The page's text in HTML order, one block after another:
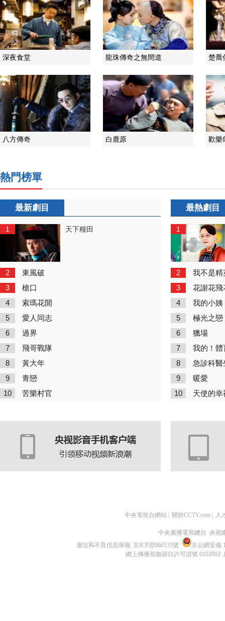
深夜食堂 龍珠傳奇之無間道 楚喬
八方傳奇 白鹿原 歡樂
熱門榜單
最新劇目
1 天下糧田
2 東風破
3 槍口
4 索瑪花開
5 愛人同志
6 過界
7 飛哥戰隊
8 黃大年
9 青戀
10 苦樂村官
最熱劇目
1
2 我不是精
3 花謝花飛
4 我的小姨
5 極光之戀
6 獵場
7 我的！體
8 急診科醫
9 暖愛
10 天使的幸
中央電視台網站 關於CCTV.com 人
中央廣播電視總台 央視
違法和不良信息舉報 京ICP證060535號
京公網安備
網上傳播視聽節目許可證號 0102002